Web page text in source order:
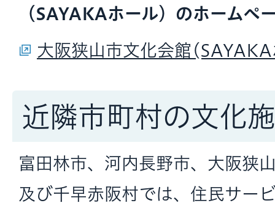
（SAYAKAホール）のホームペ
大阪狭山市文化会館
近隣市町村の文化
富田林市、河内長野市、大阪狭
及び千早赤阪村では、住民サー